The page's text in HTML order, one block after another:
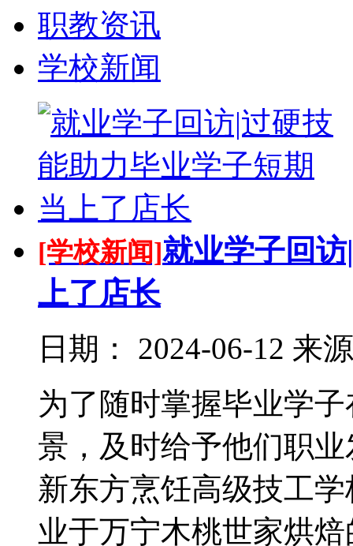
职教资讯
学校新闻
[学校新闻]就业学子回
上了店长
日期： 2024-06-12 来
为了随时掌握毕业学
景，及时给予他们职
新东方烹饪高级技工
业于万宁木桃世家烘